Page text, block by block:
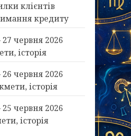
клієнтів
кредиту
червня 2026
історія
червня 2026
історія
червня 2026
історія